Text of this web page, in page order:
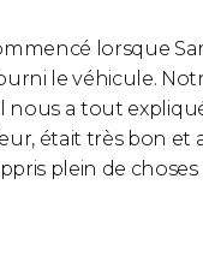
lorsque
le véhicule.
nous a tout
était très bon et
plein de choses